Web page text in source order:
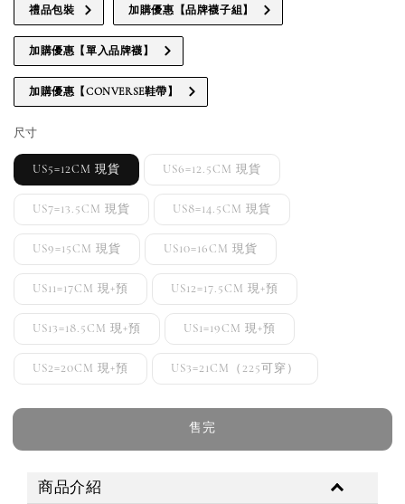
禮品包裝 加購優惠【品牌襪子組】
加購優惠【單入品牌襪】
加購優惠【CONVERSE鞋帶】
尺寸
US5=12CM 現貨 US6=12.5CM 現貨
US7=13.5CM 現貨 US8=14.5CM 現貨
US9=15CM 現貨 US10=16CM 現貨
US11=17CM 現+預 US12=17.5CM 現+預
US13=18.5CM 現+預 US1=19CM 現+預
US2=20CM 現+預 US3=21CM（225可穿）
售完
商品介紹